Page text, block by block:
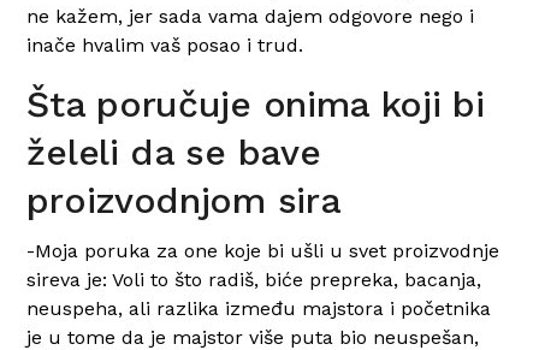
ne kažem, jer sada vama dajem odgovore nego i
inače hvalim vaš posao i trud.
Šta poručuje onima koji bi
želeli da se bave
proizvodnjom sira
-Moja poruka za one koje bi ušli u svet proizvodnje
sireva je: Voli to što radiš, biće prepreka, bacanja,
neuspeha, ali razlika između majstora i početnika
je u tome da je majstor više puta bio neuspešan,